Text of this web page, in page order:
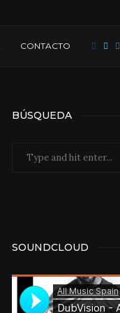
CONTACTO
BÚSQUEDA
SOUNDCLOUD